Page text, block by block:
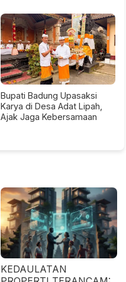
Bupati Badung Upasaksi
Karya di Desa Adat Lipah,
Ajak Jaga Kebersamaan
KEDAULATAN